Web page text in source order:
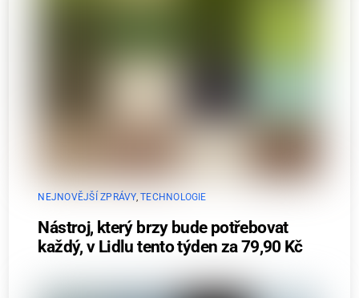
NEJNOVĚJŠÍ ZPRÁVY,TECHNOLOGIE
Nástroj, který brzy bude potřebovat
každý, v Lidlu tento týden za 79,90 Kč